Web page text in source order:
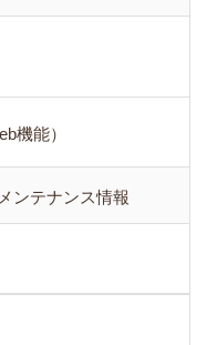
機能）
メンテナンス情報